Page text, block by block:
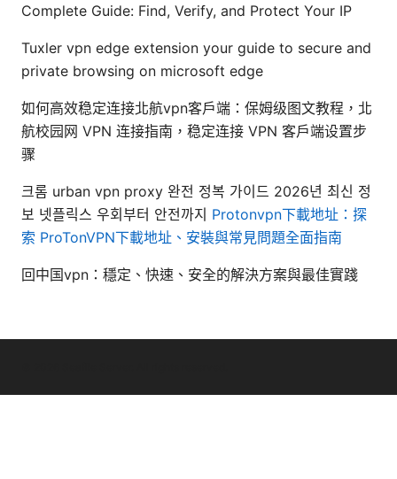
Complete Guide: Find, Verify, and Protect Your IP
Tuxler vpn edge extension your guide to secure and
private browsing on microsoft edge
如何高效稳定连接北航vpn客户端：保姆级图文教程，北
航校园网 VPN 连接指南，稳定连接 VPN 客户端设置步
骤
크롬 urban vpn proxy 완전 정복 가이드 2026년 최신 정
보 넷플릭스 우회부터 안전까지 Protonvpn下載地址：探
索 ProTonVPN下載地址、安裝與常見問題全面指南
回中国vpn：穩定、快速、安全的解決方案與最佳實踐